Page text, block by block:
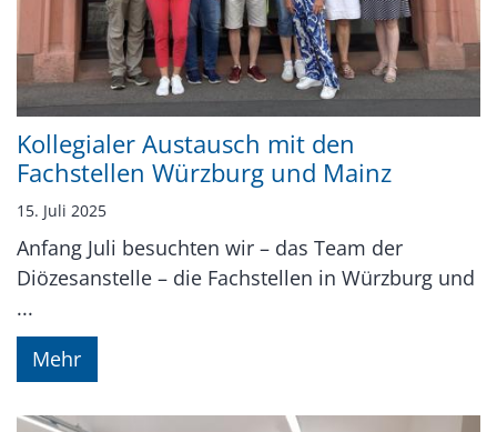
Kollegialer Austausch mit den
Fachstellen Würzburg und Mainz
15. Juli 2025
Anfang Juli besuchten wir – das Team der
Diözesanstelle – die Fachstellen in Würzburg und
...
Mehr